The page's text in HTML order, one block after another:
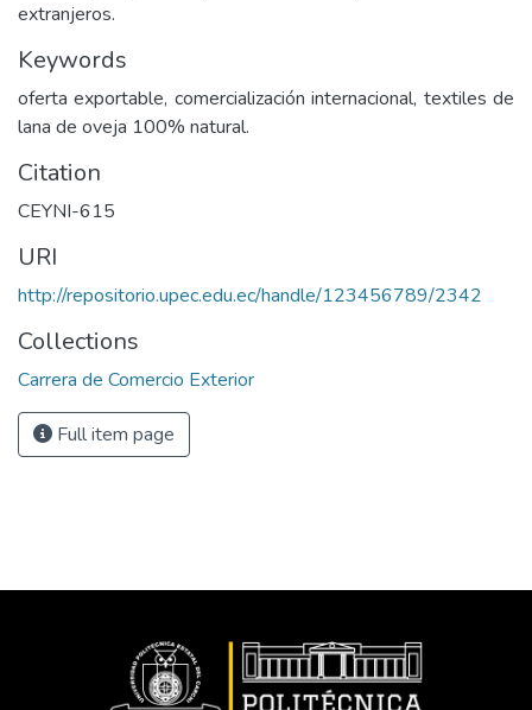
extranjeros.
Keywords
oferta exportable, comercialización internacional, textiles de
lana de oveja 100% natural.
Citation
CEYNI-615
URI
http://repositorio.upec.edu.ec/handle/123456789/2342
Collections
Carrera de Comercio Exterior
Full item page